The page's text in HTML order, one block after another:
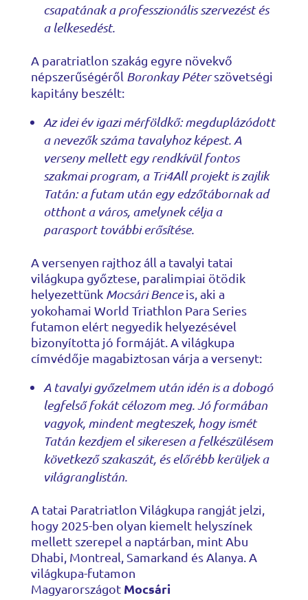
csapatának a professzionális szervezést és
a lelkesedést.
A paratriatlon szakág egyre növekvő
népszerűségéről Boronkay Péterszövetségi
kapitány beszélt:
Az idei év igazi mérföldkő: megduplázódott
a nevezők száma tavalyhoz képest. A
verseny mellett egy rendkívül fontos
szakmai program, a Tri4All projekt is zajlik
Tatán: a futam után egy edzőtábornak ad
otthont a város, amelynek célja a
parasport további erősítése.
A versenyen rajthoz áll a tavalyi tatai
világkupa győztese, paralimpiai ötödik
helyezettünk Mocsári Benceis, aki a
yokohamai World Triathlon Para Series
futamon elért negyedik helyezésével
bizonyította jó formáját. A világkupa
címvédője magabiztosan várja a versenyt:
A tavalyi győzelmem után idén is a dobogó
legfelső fokát célozom meg. Jó formában
vagyok, mindent megteszek, hogy ismét
Tatán kezdjem el sikeresen a felkészülésem
következő szakaszát, és előrébb kerüljek a
világranglistán.
A tatai Paratriatlon Világkupa rangját jelzi,
hogy 2025-ben olyan kiemelt helyszínek
mellett szerepel a naptárban, mint Abu
Dhabi, Montreal, Samarkand és Alanya. A
világkupa-futamon
Magyarországot Mocsári